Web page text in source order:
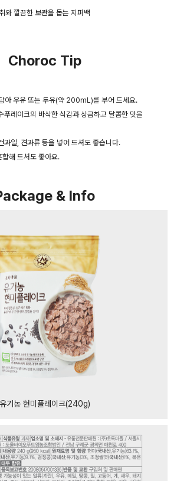
와 깔끔한 보관을 돕는 지퍼백
Choroc Tip
아 우유 또는 두유(약 200mL)를 부어 드세요.
푸레이크의 바삭한 식감과 상큼하고 달콤한 맛을
과일, 견과류 등을 넣어 드셔도 좋습니다.
합해 드셔도 좋아요.
& Info
유기농 현미플레이크(240g)